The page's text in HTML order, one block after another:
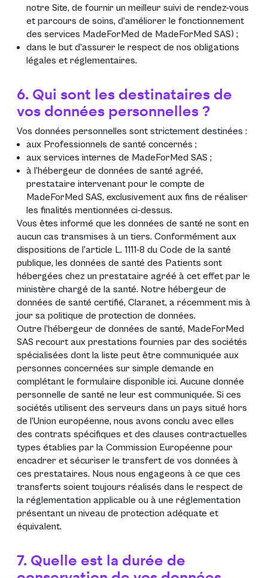
notre Site, de fournir un meilleur suivi de rendez-vous
et parcours de soins, d’améliorer le fonctionnement
des services MadeForMed de MadeForMed SAS) ;
dans le but d’assurer le respect de nos obligations
légales et réglementaires.
6. Qui sont les destinataires de
vos données personnelles ?
Vos données personnelles sont strictement destinées :
aux Professionnels de santé concernés ;
aux services internes de MadeForMed SAS ;
à l’hébergeur de données de santé agréé,
prestataire intervenant pour le compte de
MadeForMed SAS, exclusivement aux fins de réaliser
les finalités mentionnées ci-dessus.
Vous êtes informé que les données de santé ne sont en
aucun cas transmises à un tiers. Conformément aux
dispositions de l’article L. 1111-8 du Code de la santé
publique, les données de santé des Patients sont
hébergées chez un prestataire agréé à cet effet par le
ministère chargé de la santé. Notre hébergeur de
données de santé certifié, Claranet, a récemment mis à
jour sa politique de protection de données.
Outre l’hébergeur de données de santé, MadeForMed
SAS recourt aux prestations fournies par des sociétés
spécialisées dont la liste peut être communiquée aux
personnes concernées sur simple demande en
complétant le formulaire disponible ici. Aucune donnée
personnelle de santé ne leur est communiquée. Si ces
sociétés utilisent des serveurs dans un pays situé hors
de l’Union européenne, nous avons conclu avec elles
des contrats spécifiques et des clauses contractuelles
types établies par la Commission Européenne pour
encadrer et sécuriser le transfert de vos données à
ces prestataires. Nous nous engageons à ce que ces
transferts soient toujours réalisés dans le respect de
la réglementation applicable ou à une réglementation
présentant un niveau de protection adéquate et
équivalent.
7. Quelle est la durée de